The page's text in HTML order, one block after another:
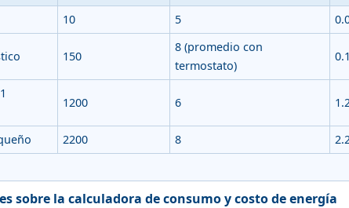
10 5
150
8 (promedio con
termostato)
1200 6
2200 8
sobre la calculadora de consumo y costo de energía